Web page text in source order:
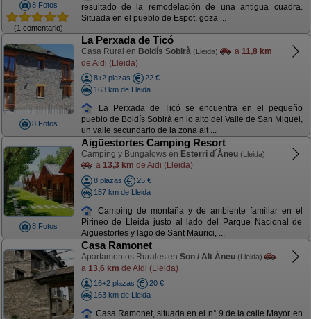
8 Fotos
(1 comentario)
resultado de la remodelación de una antigua cuadra.
Situada en el pueblo de Espot, goza ...
8 Fotos
La Perxada de Ticó
Casa Rural en Boldís Sobirà (Lleida) a 11,8 km
de Aidi (Lleida)
8+2 plazas
22 €
163 km de Lleida
La Perxada de Ticó se encuentra en el pequeño
pueblo de Boldís Sobirà en lo alto del Valle de San Miguel,
un valle secundario de la zona alt ...
8 Fotos
Aigüestortes Camping Resort
Camping y Bungalows en Esterri d´Àneu (Lleida)
a 13,3 km de Aidi (Lleida)
8 plazas
25 €
157 km de Lleida
Camping de montaña y de ambiente familiar en el
Pirineo de Lleida justo al lado del Parque Nacional de
Aigüestortes y lago de Sant Maurici, ...
Casa Ramonet
Apartamentos Rurales en Son / Alt Àneu (Lleida)
a 13,6 km de Aidi (Lleida)
16+2 plazas
20 €
163 km de Lleida
Casa Ramonet, situada en el n° 9 de la calle Mayor en